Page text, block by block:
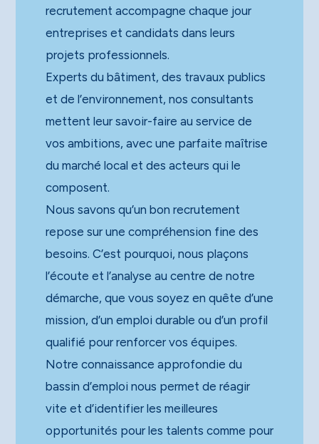
recrutement accompagne chaque jour
entreprises et candidats dans leurs
projets professionnels.
Experts du bâtiment, des travaux publics
et de l’environnement, nos consultants
mettent leur savoir-faire au service de
vos ambitions, avec une parfaite maîtrise
du marché local et des acteurs qui le
composent.
Nous savons qu’un bon recrutement
repose sur une compréhension fine des
besoins. C’est pourquoi, nous plaçons
l’écoute et l’analyse au centre de notre
démarche, que vous soyez en quête d’une
mission, d’un emploi durable ou d’un profil
qualifié pour renforcer vos équipes.
Notre connaissance approfondie du
bassin d’emploi nous permet de réagir
vite et d’identifier les meilleures
opportunités pour les talents comme pour